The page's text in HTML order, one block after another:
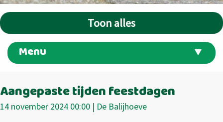
Toon alles
Menu
Aangepaste tijden feestdagen
14 november 2024 00:00 | De Balijhoeve